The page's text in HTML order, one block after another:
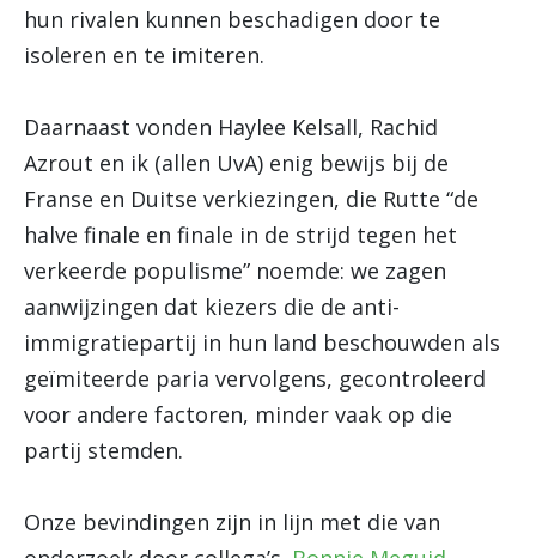
hun rivalen kunnen beschadigen door te
isoleren en te imiteren.
Daarnaast vonden Haylee Kelsall, Rachid
Azrout en ik (allen UvA) enig bewijs bij de
Franse en Duitse verkiezingen, die Rutte “de
halve finale en finale in de strijd tegen het
verkeerde populisme” noemde: we zagen
aanwijzingen dat kiezers die de anti-
immigratiepartij in hun land beschouwden als
geïmiteerde paria vervolgens, gecontroleerd
voor andere factoren, minder vaak op die
partij stemden.
Onze bevindingen zijn in lijn met die van